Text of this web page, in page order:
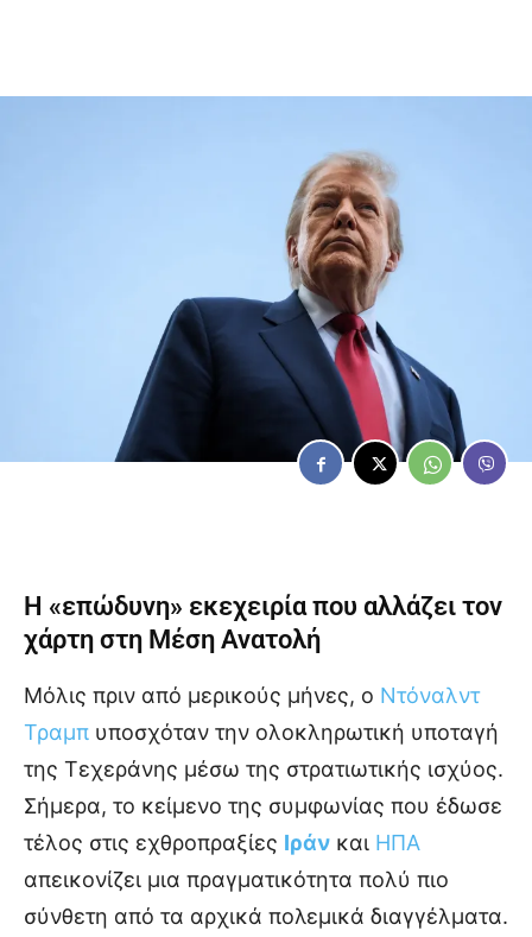
Η «επώδυνη» εκεχειρία που αλλάζει τον
χάρτη στη Μέση Ανατολή
Μόλις πριν από μερικούς μήνες, ο Ντόναλντ
Τραμπ υποσχόταν την ολοκληρωτική υποταγή
της Τεχεράνης μέσω της στρατιωτικής ισχύος.
Σήμερα, το κείμενο της συμφωνίας που έδωσε
τέλος στις εχθροπραξίες Ιράν και ΗΠΑ
απεικονίζει μια πραγματικότητα πολύ πιο
σύνθετη από τα αρχικά πολεμικά διαγγέλματα.